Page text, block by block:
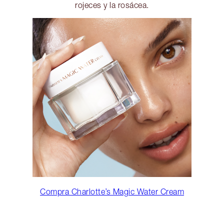
rojeces y la rosácea.
Compra Charlotte’s Magic Water Cream